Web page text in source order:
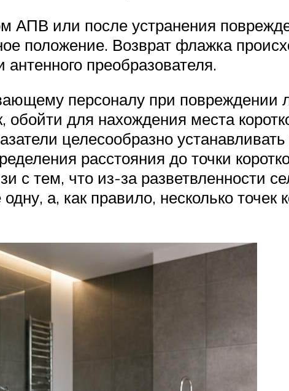
АПВ или после устранения
положение. Возврат флажка
преобразователя.
персоналу при повреждении
для нахождения места
целесообразно устанавливать
расстояния до точки
с тем, что из-за разветвленности
а, как правило, несколько точек